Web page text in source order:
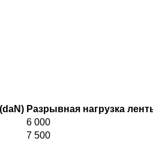
Разрывная нагрузка
6 000
7 500